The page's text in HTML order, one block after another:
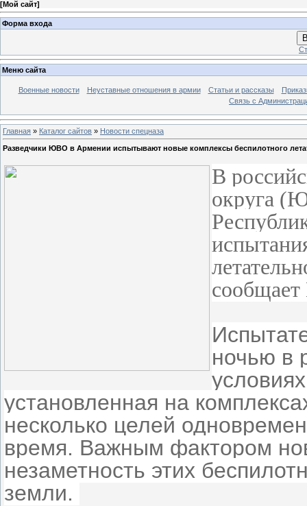
[Мой сайт]
Форма входа
Меню сайта
Военные новости Неуставные отношения в армии Статьи и рассказы
Связь с
Главная » Каталог сайтов » Новости спецназа
Разведчики ЮВО в Армении испытывают новые комплексы беспилотного
В
округа
ночью в
установленная на
несколько целей
время. Важным фактором
незаметность этих
земли.